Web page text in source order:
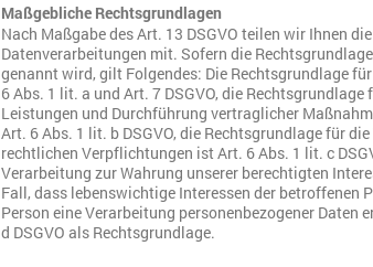
Maßgebliche Rechtsgrundlagen
Nach Maßgabe des Art. 13 DSGVO teilen wir Ihnen
Datenverarbeitungen mit. Sofern die
genannt wird, gilt Folgendes: Die Rechtsgrundlage
6 Abs. 1 lit. a und Art. 7 DSGVO, die
Leistungen und Durchführung vertraglicher
Art. 6 Abs. 1 lit. b DSGVO, die Rechtsgrundlage für
rechtlichen Verpflichtungen ist Art. 6 Abs. 1 lit. c
Verarbeitung zur Wahrung unserer berechtigten
Fall, dass lebenswichtige Interessen der betroffenen
Person eine Verarbeitung personenbezogener Daten
d DSGVO als Rechtsgrundlage.